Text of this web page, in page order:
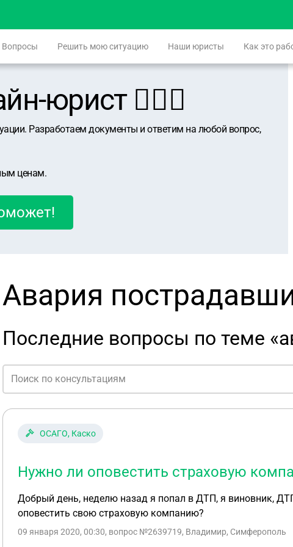
Вопросы Решить мою ситуацию Наши юристы Как это
юрист 👨🏻‍⚖️
Разработаем документы и ответим на любой вопрос,
ценам.
Авария
Последние вопросы по теме
ОСАГО, Каско
Нужно ли оповестить страховую
Добрый день, неделю назад я попал в ДТП, я виновник,
оповестить свою страховую компанию?
09 января 2020, 00:30, вопрос №2639719, Владимир, Симферополь